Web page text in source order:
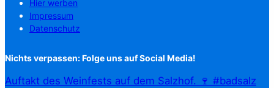
Hier werben
Impressum
Datenschutz
Nichts verpassen: Folge uns auf Social Media!
Auftakt des Weinfests auf dem Salzhof. 🍷 #badsalz